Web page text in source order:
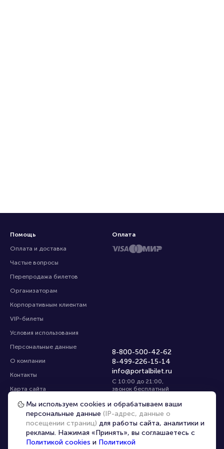
Помощь
Оплата и доставка
Частые вопросы
Перепродажа билетов
Организаторам
Корпоративным клиентам
VIP-билеты
Условия использования
Персональные данные
О компании
Контакты
Карта сайта
Управление cookies
8-800-500-42-62
8-499-226-15-14
info@portalbilet.ru
С 10:00 до 21:00,
звонок бесплатный
Все площадки
Оплата
Главная | Пермь
Мы используем cookies и обрабатываем ваши
персональные данные (IP-адрес, данные о
посещении страниц) для работы сайта, аналитики и
рекламы. Нажимая «Принять», вы соглашаетесь с
Политикой cookies и Политикой